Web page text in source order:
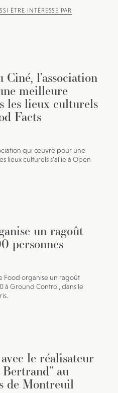
ÊTRE INTÉRESSÉ PAR
l’association
meilleure
les lieux culturels
Facts
qui œuvre pour une
lieux culturels s’allie à Open
un ragoût
personnes
Food organise un ragoût
à Ground Control, dans le
le réalisateur
au
de Montreuil